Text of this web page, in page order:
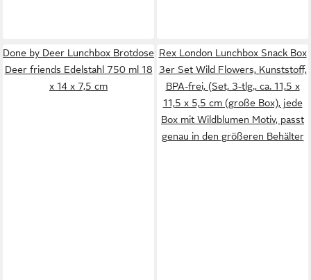
Done by Deer Lunchbox Brotdose
Deer friends Edelstahl 750 ml 18
x 14 x 7,5 cm
Rex London Lunchbox Snack Box
3er Set Wild Flowers, Kunststoff,
BPA-frei, (Set, 3-tlg., ca. 11,5 x
11,5 x 5,5 cm (große Box), jede
Box mit Wildblumen Motiv, passt
genau in den größeren Behälter